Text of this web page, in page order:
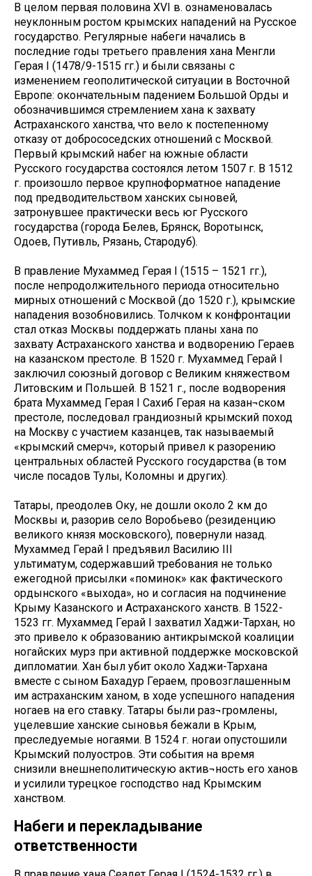
В целом первая половина XVI в. ознаменовалась
неуклонным ростом крымских нападений на Русское
государство. Регулярные набеги начались в
последние годы третьего правления хана Менгли
Герая I (1478/9-1515 гг.) и были связаны с
изменением геополитической ситуации в Восточной
Европе: окончательным падением Большой Орды и
обозначившимся стремлением хана к захвату
Астраханского ханства, что вело к постепенному
отказу от добрососедских отношений с Москвой.
Первый крымский набег на южные области
Русского государства состоялся летом 1507 г. В 1512
г. произошло первое крупноформатное нападение
под предводительством ханских сыновей,
затронувшее практически весь юг Русского
государства (города Белев, Брянск, Воротынск,
Одоев, Путивль, Рязань, Стародуб).
В правление Мухаммед Герая I (1515 – 1521 гг.),
после непродолжительного периода относительно
мирных отношений с Москвой (до 1520 г.), крымские
нападения возобновились. Толчком к конфронтации
стал отказ Москвы поддержать планы хана по
захвату Астраханского ханства и водворению Гераев
на казанском престоле. В 1520 г. Мухаммед Герай I
заключил союзный договор с Великим княжеством
Литовским и Польшей. В 1521 г., после водворения
брата Мухаммед Герая I Сахиб Герая на казан¬ском
престоле, последовал грандиозный крымский поход
на Москву с участием казанцев, так называемый
«крымский смерч», который привел к разорению
центральных областей Русского государства (в том
числе посадов Тулы, Коломны и других).
Татары, преодолев Оку, не дошли около 2 км до
Москвы и, разорив село Воробьево (резиденцию
великого князя московского), повернули назад.
Мухаммед Герай I предъявил Василию III
ультиматум, содержавший требования не только
ежегодной присылки «поминок» как фактического
ордынского «выхода», но и согласия на подчинение
Крыму Казанского и Астраханского ханств. В 1522-
1523 гг. Мухаммед Герай I захватил Хаджи-Тархан, но
это привело к образованию антикрымской коалиции
ногайских мурз при активной поддержке московской
дипломатии. Хан был убит около Хаджи-Тархана
вместе с сыном Бахадур Гераем, провозглашенным
им астраханским ханом, в ходе успешного нападения
ногаев на его ставку. Татары были раз¬громлены,
уцелевшие ханские сыновья бежали в Крым,
преследуемые ногаями. В 1524 г. ногаи опустошили
Крымский полуостров. Эти события на время
снизили внешнеполитическую актив¬ность его ханов
и усилили турецкое господство над Крымским
ханством.
Набеги и перекладывание
ответственности